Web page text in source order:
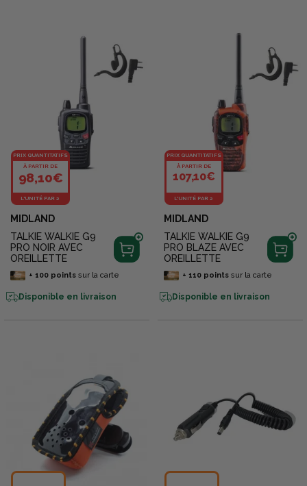
PRIX QUANTITATIFS
À PARTIR DE
98,10€
L'UNITÉ PAR 2
MIDLAND
TALKIE WALKIE G9
PRO NOIR AVEC
OREILLETTE
+ 100pointssur la carte
Disponible en livraison
PRIX QUANTITATIFS
À PARTIR DE
107,10€
L'UNITÉ PAR 2
MIDLAND
TALKIE WALKIE G9
PRO BLAZE AVEC
OREILLETTE
+ 110pointssur la carte
Disponible en livraison